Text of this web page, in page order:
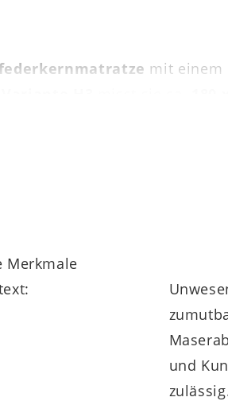
mit einem
Merkmale
und